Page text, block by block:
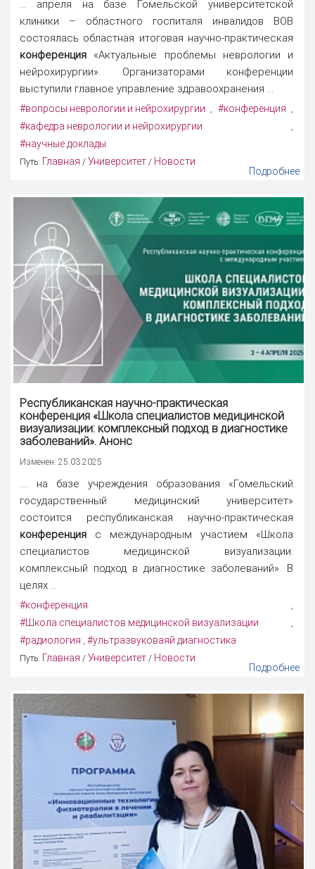
... апреля на базе Гомельской университетской
клиники – областного госпиталя инвалидов ВОВ
состоялась областная итоговая научно-практическая
конференция «Актуальные проблемы неврологии и
нейрохирургии». Организаторами конференции
выступили главное управление здравоохранения ...
#вопросы неврологии и нейрохирургии #конференция
#кафедра неврологии и нейрохирургии
#научные доклады
Путь: Главная / Университет / Новости
Подробнее
Республиканская научно-практическая
конференция «Школа специалистов медицинской
визуализации: комплексный подход в диагностике
заболеваний». Анонс
Изменен: 25.03.2025
.... на базе учреждения образования «Гомельский
государственный медицинский университет»
состоится республиканская научно-практическая
конференция с международным участием «Школа
специалистов медицинской визуализации:
комплексный подход в диагностике заболеваний». В
целях ...
#конференция ,
#Школа специалистов медицинской визуализации ,
#радиология , #ультразвуковаяй диагностика
Путь: Главная / Университет / Новости
Подробнее